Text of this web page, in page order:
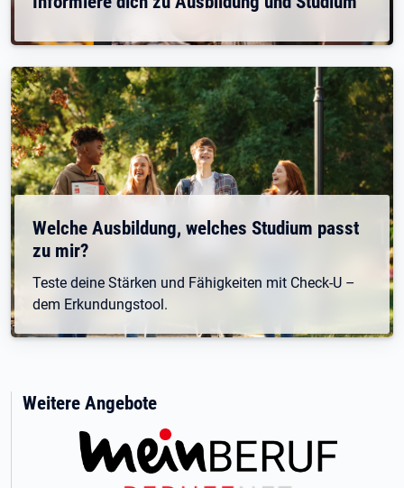
Welche Ausbildung, welches Studium passt
zu mir?
Teste deine Stärken und Fähigkeiten mit Check-U –
dem Erkundungstool.
Weitere Angebote